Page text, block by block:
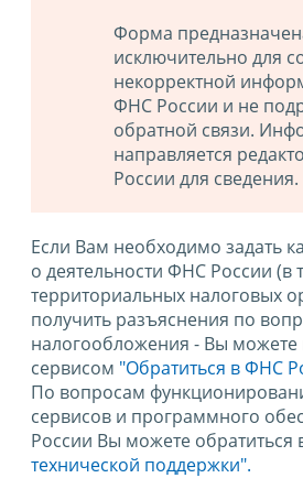
Форма
исключительно для
некорректной
ФНС России и не
обратной связи.
направляется
России для сведения.
Если Вам необходимо задать
о деятельности ФНС России (в
территориальных налоговых
получить разъяснения по
налогообложения - Вы можете
сервисом "Обратиться в ФНС
По вопросам
сервисов и программного
России Вы можете обратиться
технической поддержки".